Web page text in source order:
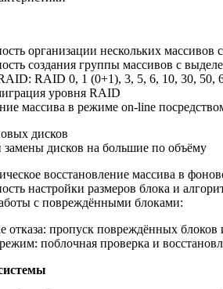
организации нескольких
создания группы массивов с
RAID 0, 1 (0+1), 3, 5, 6, 10, 30, 50,
уровня RAID
массива в режиме on-line
дисков
замены дисков на большие по объёму
восстановление массива в
настройки размеров блока и
с повреждёнными блоками:
отказа: пропуск повреждённых
поблочная проверка и